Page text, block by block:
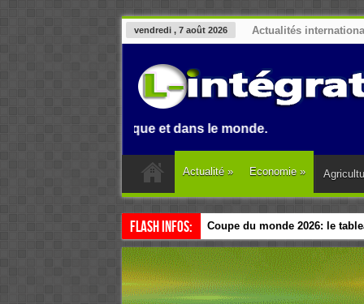
vendredi , 7 août 2026 Actualités
en Afrique et dans le monde.
Actualité » Economie »
Flash Infos: Coupe du monde 2026: le
Esclavage: à Accra, l’Afrique